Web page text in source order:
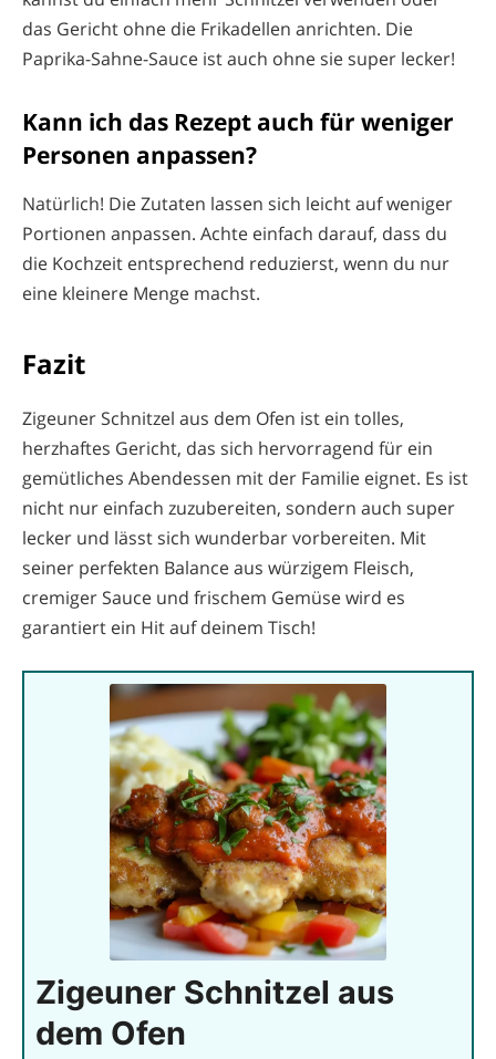
das Gericht ohne die Frikadellen anrichten. Die
Paprika-Sahne-Sauce ist auch ohne sie super lecker!
Kann ich das Rezept auch für weniger
Personen anpassen?
Natürlich! Die Zutaten lassen sich leicht auf weniger
Portionen anpassen. Achte einfach darauf, dass du
die Kochzeit entsprechend reduzierst, wenn du nur
eine kleinere Menge machst.
Fazit
Zigeuner Schnitzel aus dem Ofen ist ein tolles,
herzhaftes Gericht, das sich hervorragend für ein
gemütliches Abendessen mit der Familie eignet. Es ist
nicht nur einfach zuzubereiten, sondern auch super
lecker und lässt sich wunderbar vorbereiten. Mit
seiner perfekten Balance aus würzigem Fleisch,
cremiger Sauce und frischem Gemüse wird es
garantiert ein Hit auf deinem Tisch!
Zigeuner Schnitzel aus
dem Ofen